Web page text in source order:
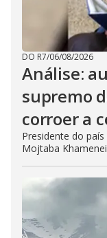
DO R7/06/08/2026
Análise:
supremo
corroer a
Presidente do
Mojtaba